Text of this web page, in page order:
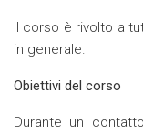
Il corso è rivolto a
in generale.
Obiettivi del corso
Durante un